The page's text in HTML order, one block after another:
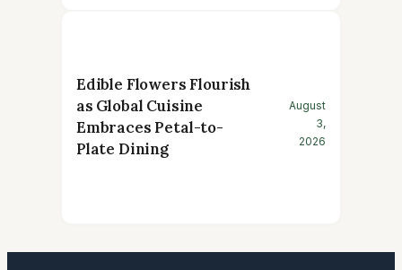
Edible Flowers Flourish
as Global Cuisine
Embraces Petal-to-
Plate Dining
August
3,
2026